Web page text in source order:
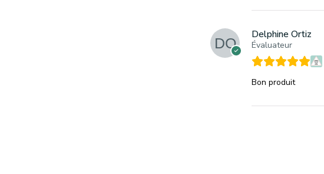
Delphine Ortiz
Évaluateur
Bon produit